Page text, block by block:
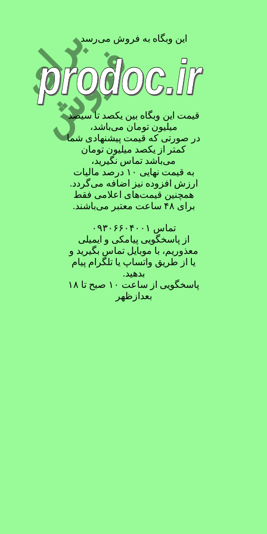
ب
ر
ا
ی
ف
ر
و
شاین وبگاه به فروش می‌رسد
prodoc.ir
قیمت این وبگاه بین یکصد تا سیصد
میلیون تومان می‌باشد،
در صورتی که قیمت پیشنهادی شما
کمتر از یکصد میلیون تومان
می‌باشد تماس نگیرید،
به قیمت نهایی ۱۰ درصد مالیات
ارزش افزوده نیز اضافه می‌گردد.
همچنین قیمت‌های اعلامی فقط
برای ۴۸ ساعت معتبر می‌باشند.
تماس ۰۹۳۰۶۶۰۴۰۰۱
از پاسخگویی پیامکی و ایمیلی
معذوریم، با موبایل تماس بگیرید و
یا از طریق واتساپ یا تلگرام پیام
بدهید.
پاسخگویی از ساعت ۱۰ صبح تا ۱۸
بعدازظهر